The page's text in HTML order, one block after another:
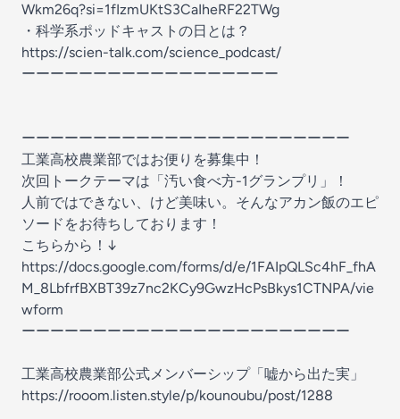
Wkm26q?si=1fIzmUKtS3CaIheRF22TWg
・科学系ポッドキャストの日とは？
https://scien-talk.com/science_podcast/
ーーーーーーーーーーーーーーーーーー
ーーーーーーーーーーーーーーーーーーーーーーー
工業高校農業部ではお便りを募集中！
次回トークテーマは「汚い食べ方-1グランプリ」！
人前ではできない、けど美味い。そんなアカン飯のエピ
ソードをお待ちしております！
こちらから！↓
https://docs.google.com/forms/d/e/1FAIpQLSc4hF_fhA
M_8LbfrfBXBT39z7nc2KCy9GwzHcPsBkys1CTNPA/vie
wform
ーーーーーーーーーーーーーーーーーーーーーーー
工業高校農業部公式メンバーシップ「嘘から出た実」
https://rooom.listen.style/p/kounoubu/post/1288